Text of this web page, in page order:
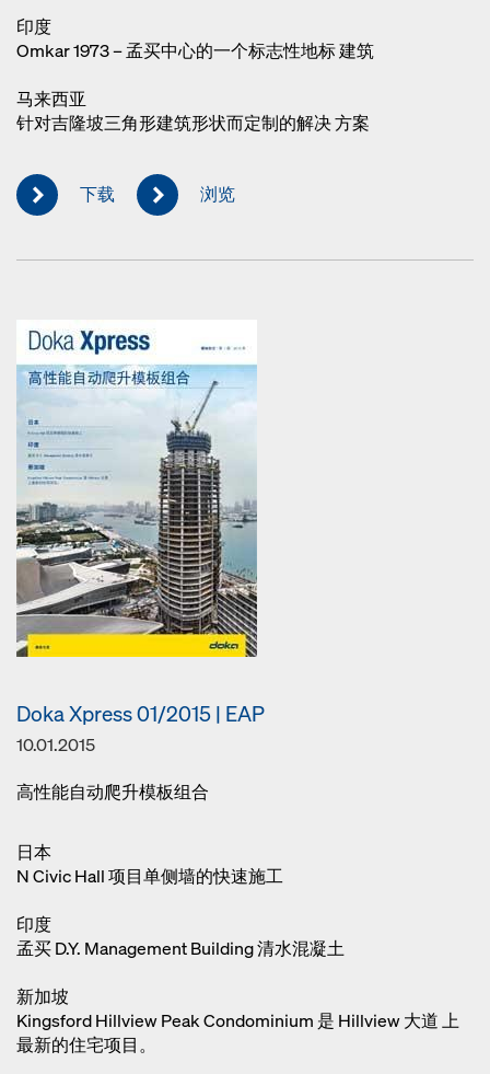
印度
Omkar 1973 – 孟买中心的一个标志性地标 建筑
马来西亚
针对吉隆坡三角形建筑形状而定制的解决 方案
下载 浏览
Doka Xpress 01/2015 | EAP
10.01.2015
高性能自动爬升模板组合
日本
N Civic Hall 项目单侧墙的快速施工
印度
孟买 D.Y. Management Building 清水混凝土
新加坡
Kingsford Hillview Peak Condominium 是 Hillview 大道 上
最新的住宅项目。